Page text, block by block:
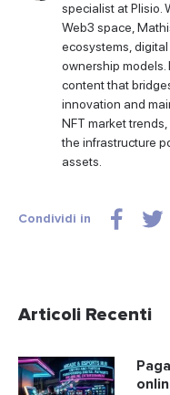
specialist at Plisio.
Web3 space,
ecosystems,
ownership
content that
innovation and
NFT market
the infrastructure
assets.
Condividi in
Articoli Recenti